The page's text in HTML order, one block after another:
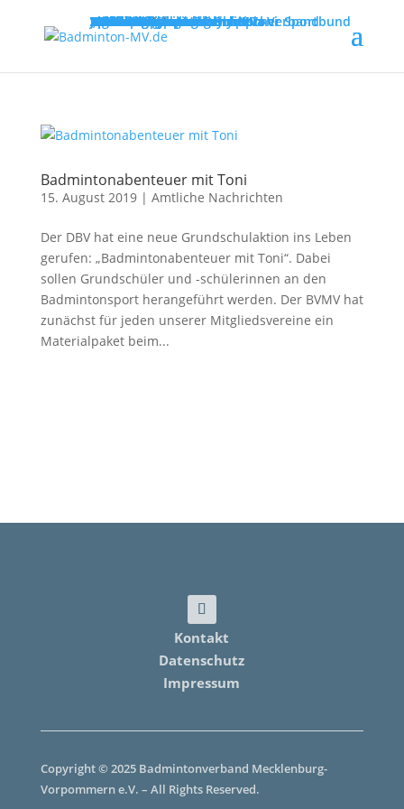
MENUMENU
Willkommen
Verband
Verbandsführung
Ausschreibungen
Vereine
Vereinsservice
Spielbetrieb
Turniere
Landesliga
Landesklasse
Bezirksliga
Lehre & Ausbildung
Ausbildungen
Fortbildungen
Trainerinfos
Schulsport
Shuttle Time
„Mach mit – spiel dich fit!“
Jugend trainiert für Olympia
Spiel- und Sportabzeichen
Badmintonabenteuer mit Toni
Links
DBV - Deutscher Badminton-Verband
DBV - Gruppe Nord
DOSB - Deutscher Olympischer Sportbund
LSB - Landessportbund MV
Badmintonabenteuer mit Toni
15. August 2019| Amtliche Nachrichten
Der DBV hat eine neue Grundschulaktion ins Leben
gerufen: „Badmintonabenteuer mit Toni“. Dabei
sollen Grundschüler und -schülerinnen an den
Badmintonsport herangeführt werden. Der BVMV hat
zunächst für jeden unserer Mitgliedsvereine ein
Materialpaket beim...
Kontakt
Datenschutz
Impressum
Copyright © 2025 Badmintonverband Mecklenburg-
Vorpommern e.V. – All Rights Reserved.